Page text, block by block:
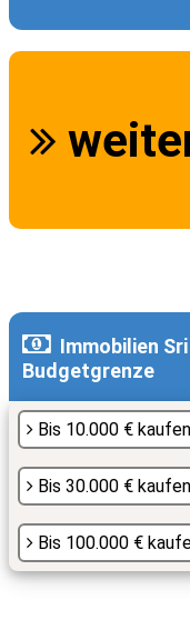
Immobilien
Budgetgrenze
Bis 10.000 € kaufen
Bis 30.000 € kaufen
Bis 100.000 €